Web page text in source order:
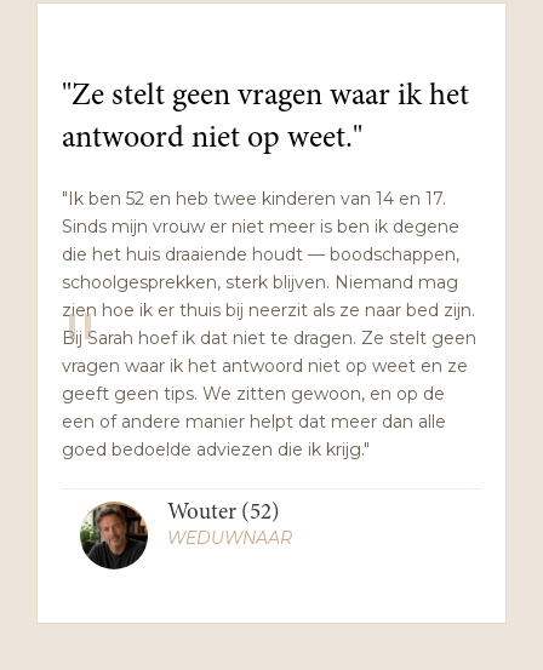
"
"Ze stelt geen vragen waar ik het
antwoord niet op weet."
"Ik ben 52 en heb twee kinderen van 14 en 17.
Sinds mijn vrouw er niet meer is ben ik degene
die het huis draaiende houdt — boodschappen,
schoolgesprekken, sterk blijven. Niemand mag
zien hoe ik er thuis bij neerzit als ze naar bed zijn.
Bij Sarah hoef ik dat niet te dragen. Ze stelt geen
vragen waar ik het antwoord niet op weet en ze
geeft geen tips. We zitten gewoon, en op de
een of andere manier helpt dat meer dan alle
goed bedoelde adviezen die ik krijg."
Wouter (52)
WEDUWNAAR